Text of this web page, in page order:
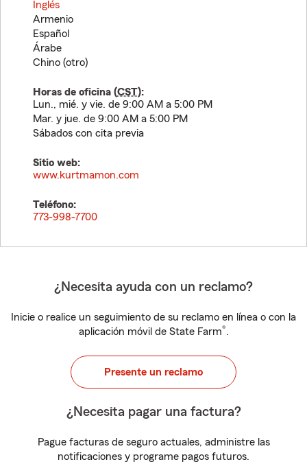
Inglés
Armenio
Español
Árabe
Chino (otro)
Horas de oficina (CST):
Lun., mié. y vie. de 9:00 AM a 5:00 PM
Mar. y jue. de 9:00 AM a 5:00 PM
Sábados con cita previa
Sitio web:
www.kurtmamon.com
Teléfono:
773-998-7700
¿Necesita ayuda con un reclamo?
Inicie o realice un seguimiento de su reclamo en línea o con la
aplicación móvil de State Farm®.
Presente un reclamo
¿Necesita pagar una factura?
Pague facturas de seguro actuales, administre las
notificaciones y programe pagos futuros.